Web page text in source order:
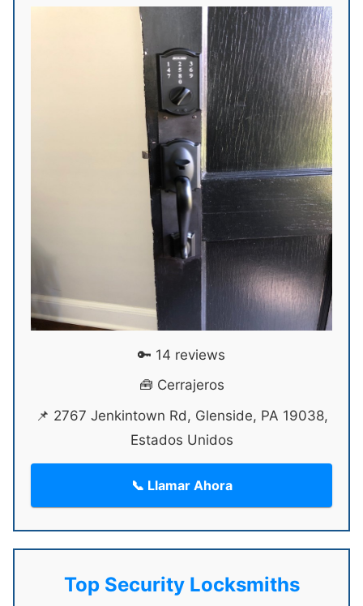
🔑 14 reviews
🧰 Cerrajeros
📌 2767 Jenkintown Rd, Glenside, PA 19038,
Estados Unidos
📞 Llamar Ahora
Top Security Locksmiths